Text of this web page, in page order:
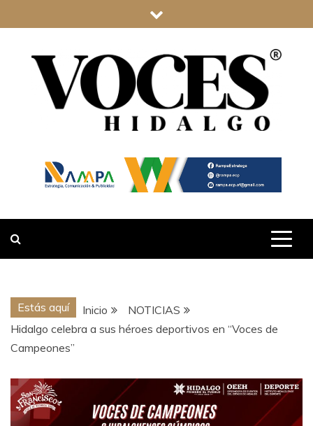
al
VOCES
HIDALGO
Estás aquí Inicio
NOTICIAS
Hidalgo celebra a sus héroes deportivos en “Voces de
Campeones”